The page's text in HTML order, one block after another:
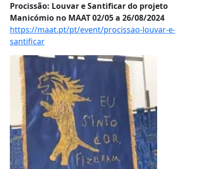
Procissão: Louvar e Santificar do projeto
Manicómio no MAAT 02/05 a 26/08/2024
https://maat.pt/pt/event/procissao-louvar-e-
santificar